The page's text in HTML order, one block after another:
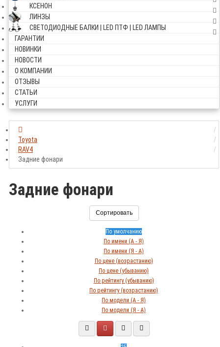
КСЕНОН
ЛИНЗЫ
СВЕТОДИОДНЫЕ БАЛКИ | LED ПТФ | LED ЛАМПЫ
ГАРАНТИИ
НОВИНКИ
НОВОСТИ
О КОМПАНИИ
ОТЗЫВЫ
СТАТЬИ
УСЛУГИ
Toyota
RAV4
Задние фонари
Задние фонари
Сортировать
По умолчанию
По имени (A - Я)
По имени (Я - A)
По цене (возрастанию)
По цене (убыванию)
По рейтингу (убыванию)
По рейтингу (возрастанию)
По модели (A - Я)
По модели (Я - A)